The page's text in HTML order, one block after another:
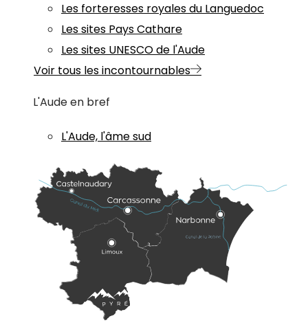
Les forteresses royales du Languedoc
Les sites Pays Cathare
Les sites UNESCO de l'Aude
Voir tous les incontournables
L'Aude en bref
L'Aude, l'âme sud